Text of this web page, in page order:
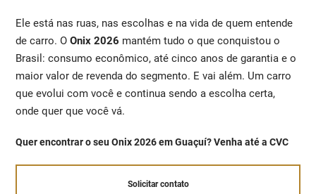
Ele está nas ruas, nas escolhas e na vida de quem entende
de carro. OOnix 2026 mantém tudo o que conquistou o
Brasil: consumo econômico, até cinco anos de garantia e o
maior valor de revenda do segmento. E vai além. Um carro
que evolui com você e continua sendo a escolha certa,
onde quer que você vá.
Quer encontrar o seu Onix 2026 em Guaçuí? Venha até a CVC
Solicitar contato